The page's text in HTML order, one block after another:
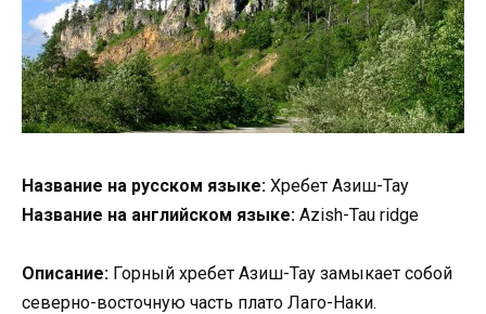
Название на русском языке: Хребет Азиш-Тау
Название на английском языке: Azish-Tau ridge
Описание: Горный хребет Азиш-Тау замыкает собой
северно-восточную часть плато Лаго-Наки.